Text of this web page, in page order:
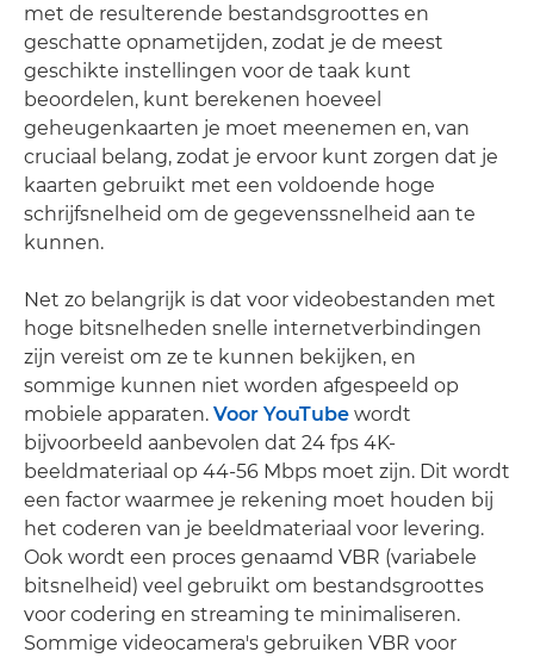
met de resulterende bestandsgroottes en
geschatte opnametijden, zodat je de meest
geschikte instellingen voor de taak kunt
beoordelen, kunt berekenen hoeveel
geheugenkaarten je moet meenemen en, van
cruciaal belang, zodat je ervoor kunt zorgen dat je
kaarten gebruikt met een voldoende hoge
schrijfsnelheid om de gegevenssnelheid aan te
kunnen.
Net zo belangrijk is dat voor videobestanden met
hoge bitsnelheden snelle internetverbindingen
zijn vereist om ze te kunnen bekijken, en
sommige kunnen niet worden afgespeeld op
mobiele apparaten. Voor YouTube wordt
bijvoorbeeld aanbevolen dat 24 fps 4K-
beeldmateriaal op 44-56 Mbps moet zijn. Dit wordt
een factor waarmee je rekening moet houden bij
het coderen van je beeldmateriaal voor levering.
Ook wordt een proces genaamd VBR (variabele
bitsnelheid) veel gebruikt om bestandsgroottes
voor codering en streaming te minimaliseren.
Sommige videocamera's gebruiken VBR voor